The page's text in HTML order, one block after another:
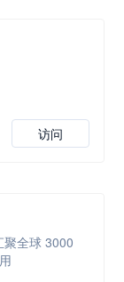
访问
聚全球 3000